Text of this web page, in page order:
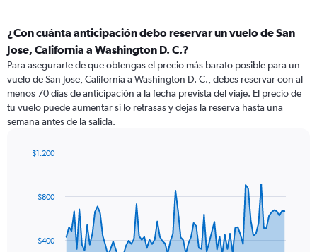
¿Con cuánta anticipación debo reservar un vuelo de San
Jose, California a Washington D. C.?
Para asegurarte de que obtengas el precio más barato posible para un
vuelo de San Jose, California a Washington D. C., debes reservar con al
menos 70 días de anticipación a la fecha prevista del viaje. El precio de
tu vuelo puede aumentar si lo retrasas y dejas la reserva hasta una
semana antes de la salida.
data
The$400
$800
$1.200